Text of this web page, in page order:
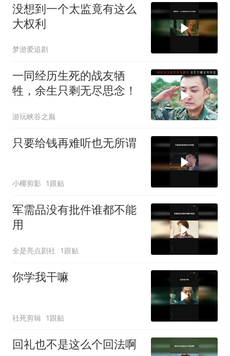
没想到一个太监竟有这么
大权利
梦游爱追剧
一同经历生死的战友牺
牲，余生只剩无尽思念！
游玩峡谷之巅
只要给钱再难听也无所谓
小椰剪影 1跟贴
军需品没有批件谁都不能
用
全是亮点剧社 1跟贴
你学我干嘛
社死剪辑 1跟贴
回礼也不是这么个回法啊